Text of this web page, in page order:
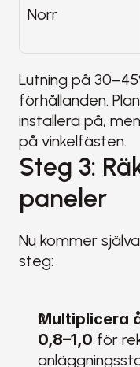
Norr
Lutning på
förhållanden.
installera på,
på vinkelfästen.
Steg 3:
paneler
Nu kommer
steg:
Multiplicera
0,8–1,0 för